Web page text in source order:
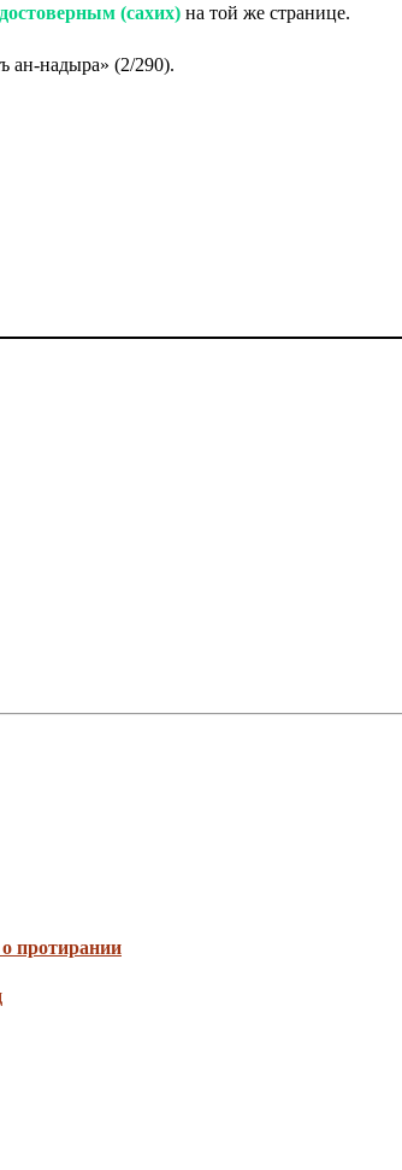
достоверным (сахих) на той же странице.
ан-надыра» (2/290).
протирании